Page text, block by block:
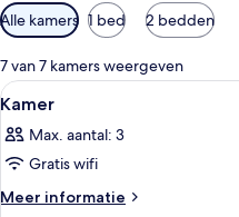
Beschikbare
filters
voor
kamers
Alle kamers 1 bed 2 bedden
7 van 7 kamers weergeven
Alle
foto's
voor
Kamer
laden
7
Kamer
Max. aantal: 3
Gratis wifi
Meer informatie
Meer